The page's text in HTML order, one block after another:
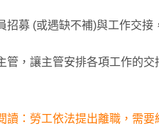
募 (或遇缺不補)與工作交接
管，讓主管安排各項工作的交
讀：勞工依法提出離職，需要